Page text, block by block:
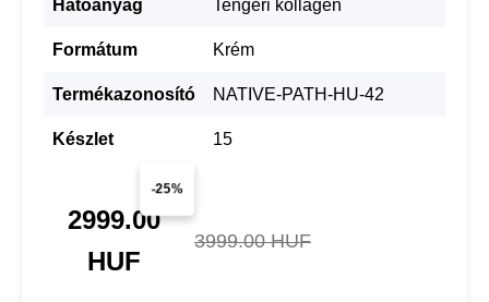
Hatóanyag Tengeri kollagén
Formátum Krém
Termékazonosító NATIVE-PATH-HU-42
Készlet 15
-25%
2999.00
HUF
3999.00 HUF